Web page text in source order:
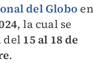
del Globo
, la cual se
del 15 al 18 de
.